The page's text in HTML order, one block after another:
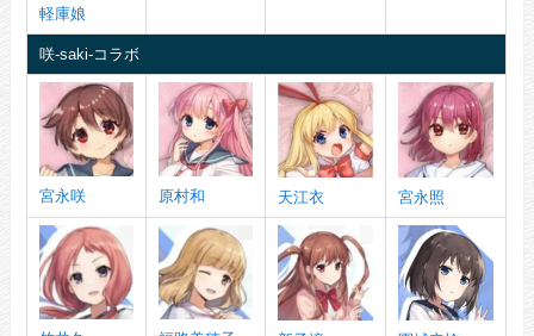
軽庫娘
咲-saki-コラボ
宮永咲 原村和 天江衣 宮永照